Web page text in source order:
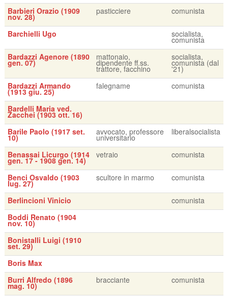
Barbieri Orazio (1909
nov. 28)
pasticciere comunista
Barchielli Ugo socialista,
comunista
Bardazzi Agenore (1890
gen. 07)
mattonaio,
dipendente ff.ss.
trattore, facchino
socialista,
comunista (dal
'21)
Bardazzi Armando
(1913 giu. 25)
falegname comunista
Bardelli Maria ved.
Zacchei (1903 ott. 16)
Barile Paolo (1917 set.
10)
avvocato, professore
universitario
liberalsocialista
Benassai Licurgo (1914
gen. 17 - 1908 gen. 14)
vetraio comunista
Benci Osvaldo (1903
lug. 27)
scultore in marmo comunista
Berlincioni Vinicio
comunista
Boddi Renato (1904
nov. 10)
Bonistalli Luigi (1910
set. 29)
Boris Max
Burri Alfredo (1896
mag. 10)
bracciante comunista